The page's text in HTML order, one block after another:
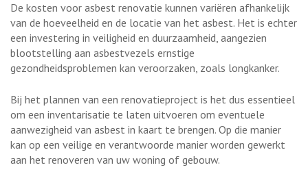
De kosten voor asbest renovatie kunnen variëren afhankelijk
van de hoeveelheid en de locatie van het asbest. Het is echter
een investering in veiligheid en duurzaamheid, aangezien
blootstelling aan asbestvezels ernstige
gezondheidsproblemen kan veroorzaken, zoals longkanker.
Bij het plannen van een renovatieproject is het dus essentieel
om een inventarisatie te laten uitvoeren om eventuele
aanwezigheid van asbest in kaart te brengen. Op die manier
kan op een veilige en verantwoorde manier worden gewerkt
aan het renoveren van uw woning of gebouw.